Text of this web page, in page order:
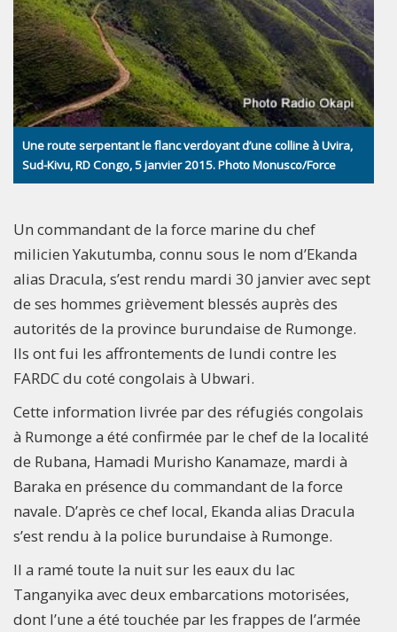
Une route serpentant le flanc verdoyant d’une colline à Uvira,
Sud-Kivu, RD Congo, 5 janvier 2015. Photo Monusco/Force
Un commandant de la force marine du chef
milicien Yakutumba, connu sous le nom d’Ekanda
alias Dracula, s’est rendu mardi 30 janvier avec sept
de ses hommes grièvement blessés auprès des
autorités de la province burundaise de Rumonge.
Ils ont fui les affrontements de lundi contre les
FARDC du coté congolais à Ubwari.
Cette information livrée par des réfugiés congolais
à Rumonge a été confirmée par le chef de la localité
de Rubana, Hamadi Murisho Kanamaze, mardi à
Baraka en présence du commandant de la force
navale. D’après ce chef local, Ekanda alias Dracula
s’est rendu à la police burundaise à Rumonge.
Il a ramé toute la nuit sur les eaux du lac
Tanganyika avec deux embarcations motorisées,
dont l’une a été touchée par les frappes de l’armée